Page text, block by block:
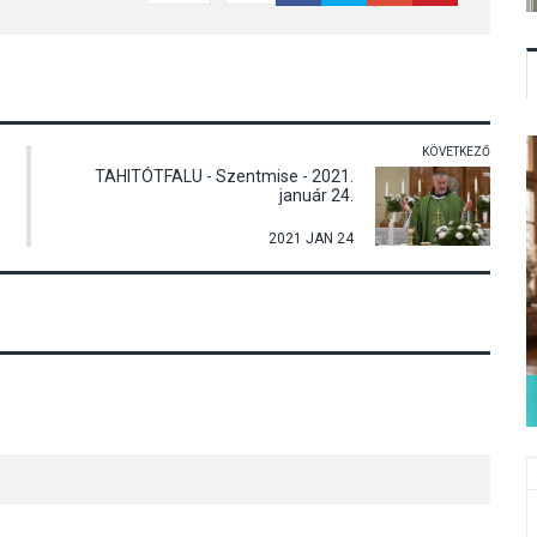
KÖVETKEZŐ
TAHITÓTFALU - Szentmise - 2021.
január 24.
2021 JAN 24